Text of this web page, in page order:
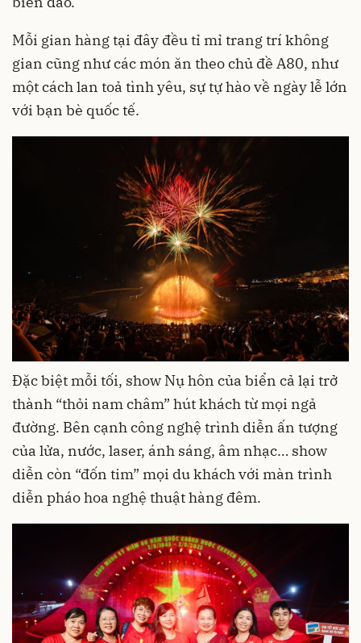
Mỗi gian hàng tại đây đều tỉ mỉ trang trí không
gian cũng như các món ăn theo chủ đề A80, như
một cách lan toả tình yêu, sự tự hào về ngày lễ lớn
với bạn bè quốc tế.
​​Đặc biệt mỗi tối, show Nụ hôn của biển cả lại trở
thành “thỏi nam châm” hút khách từ mọi ngả
đường. Bên cạnh công nghệ trình diễn ấn tượng
của lửa, nước, laser, ánh sáng, âm nhạc… show
diễn còn “đốn tim” mọi du khách với màn trình
diễn pháo hoa nghệ thuật hàng đêm.